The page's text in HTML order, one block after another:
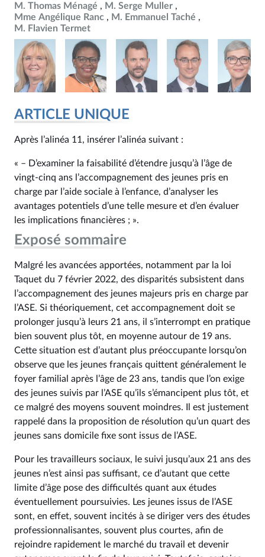
M. Thomas Ménagé
M. Serge Muller
Mme Angélique Ranc
M. Emmanuel Taché
M. Flavien Termet
ARTICLE UNIQUE
Après l’alinéa 11, insérer l’alinéa suivant :
« – D’examiner la faisabilité d’étendre jusqu’à l’âge de
vingt-cinq ans l’accompagnement des jeunes pris en
charge par l’aide sociale à l’enfance, d’analyser les
avantages potentiels d’une telle mesure et d’en évaluer
les implications financières ; ».
Exposé sommaire
Malgré les avancées apportées, notamment par la loi
Taquet du 7 février 2022, des disparités subsistent dans
l’accompagnement des jeunes majeurs pris en charge par
l’ASE. Si théoriquement, cet accompagnement doit se
prolonger jusqu’à leurs 21 ans, il s’interrompt en pratique
bien souvent plus tôt, en moyenne autour de 19 ans.
Cette situation est d’autant plus préoccupante lorsqu’on
observe que les jeunes français quittent généralement le
foyer familial après l’âge de 23 ans, tandis que l’on exige
des jeunes suivis par l’ASE qu’ils s’émancipent plus tôt, et
ce malgré des moyens souvent moindres. Il est justement
rappelé dans la proposition de résolution qu’un quart des
jeunes sans domicile fixe sont issus de l’ASE.
Pour les travailleurs sociaux, le suivi jusqu’aux 21 ans des
jeunes n’est ainsi pas suffisant, ce d’autant que cette
limite d’âge pose des difficultés quant aux études
éventuellement poursuivies. Les jeunes issus de l’ASE
sont, en effet, souvent incités à se diriger vers des études
professionnalisantes, souvent plus courtes, afin de
rejoindre rapidement le marché du travail et devenir